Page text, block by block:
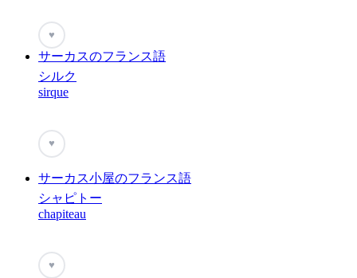
♥
サーカスのフランス語
シルク
sirque
♥
サーカス小屋のフランス語
シャピトー
chapiteau
♥